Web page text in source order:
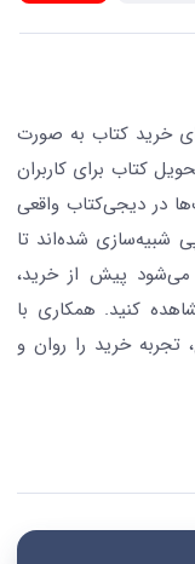
خرید کتاب به صورت
کتاب برای کاربران
در دیجی‌کتاب واقعی
شبیه‌سازی شده‌اند تا
می‌شود پیش از خرید،
کنید. همکاری با
تجربه خرید را روان و